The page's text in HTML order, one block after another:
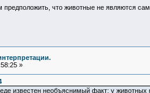
что животные не являются
»
известен необъяснимый факт: у